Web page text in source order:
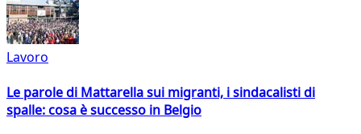
Lavoro
Le parole di Mattarella sui migranti, i sindacalisti di
spalle: cosa è successo in Belgio